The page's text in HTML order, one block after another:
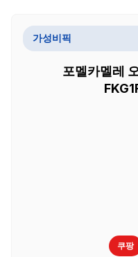
가성비픽
포멜카멜레
쿠팡